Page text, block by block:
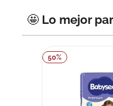
🤩 Lo mejor
50%